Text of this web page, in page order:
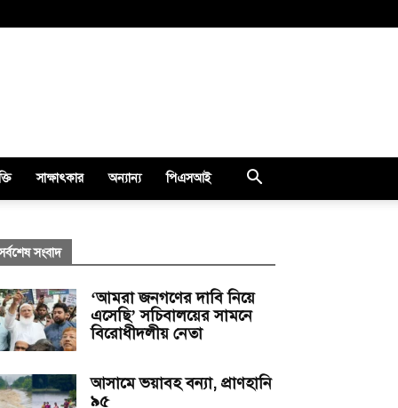
সাক্ষাৎকার অন্যান্য পিএসআই
সংবাদ
‘আমরা জনগণের দাবি নিয়ে
এসেছি’ সচিবালয়ের সামনে
বিরোধীদলীয় নেতা
আসামে ভয়াবহ বন্যা, প্রাণহানি
৯৫